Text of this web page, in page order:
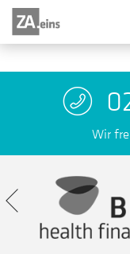
Wir